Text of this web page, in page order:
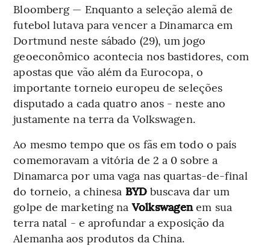
Bloomberg — Enquanto a seleção alemã de
futebol lutava para vencer a Dinamarca em
Dortmund neste sábado (29), um jogo
geoeconômico acontecia nos bastidores, com
apostas que vão além da Eurocopa, o
importante torneio europeu de seleções
disputado a cada quatro anos - neste ano
justamente na terra da Volkswagen.
Ao mesmo tempo que os fãs em todo o país
comemoravam a vitória de 2 a 0 sobre a
Dinamarca por uma vaga nas quartas-de-final
do torneio, a chinesa BYD buscava dar um
golpe de marketing naVolkswagenem sua
terra natal - e aprofundar a exposição da
Alemanha aos produtos da China.